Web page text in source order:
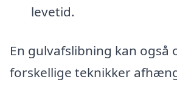
levetid.
En gulvafslibning kan også
forskellige teknikker